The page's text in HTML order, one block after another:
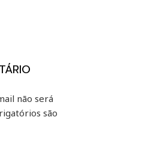
não será
são